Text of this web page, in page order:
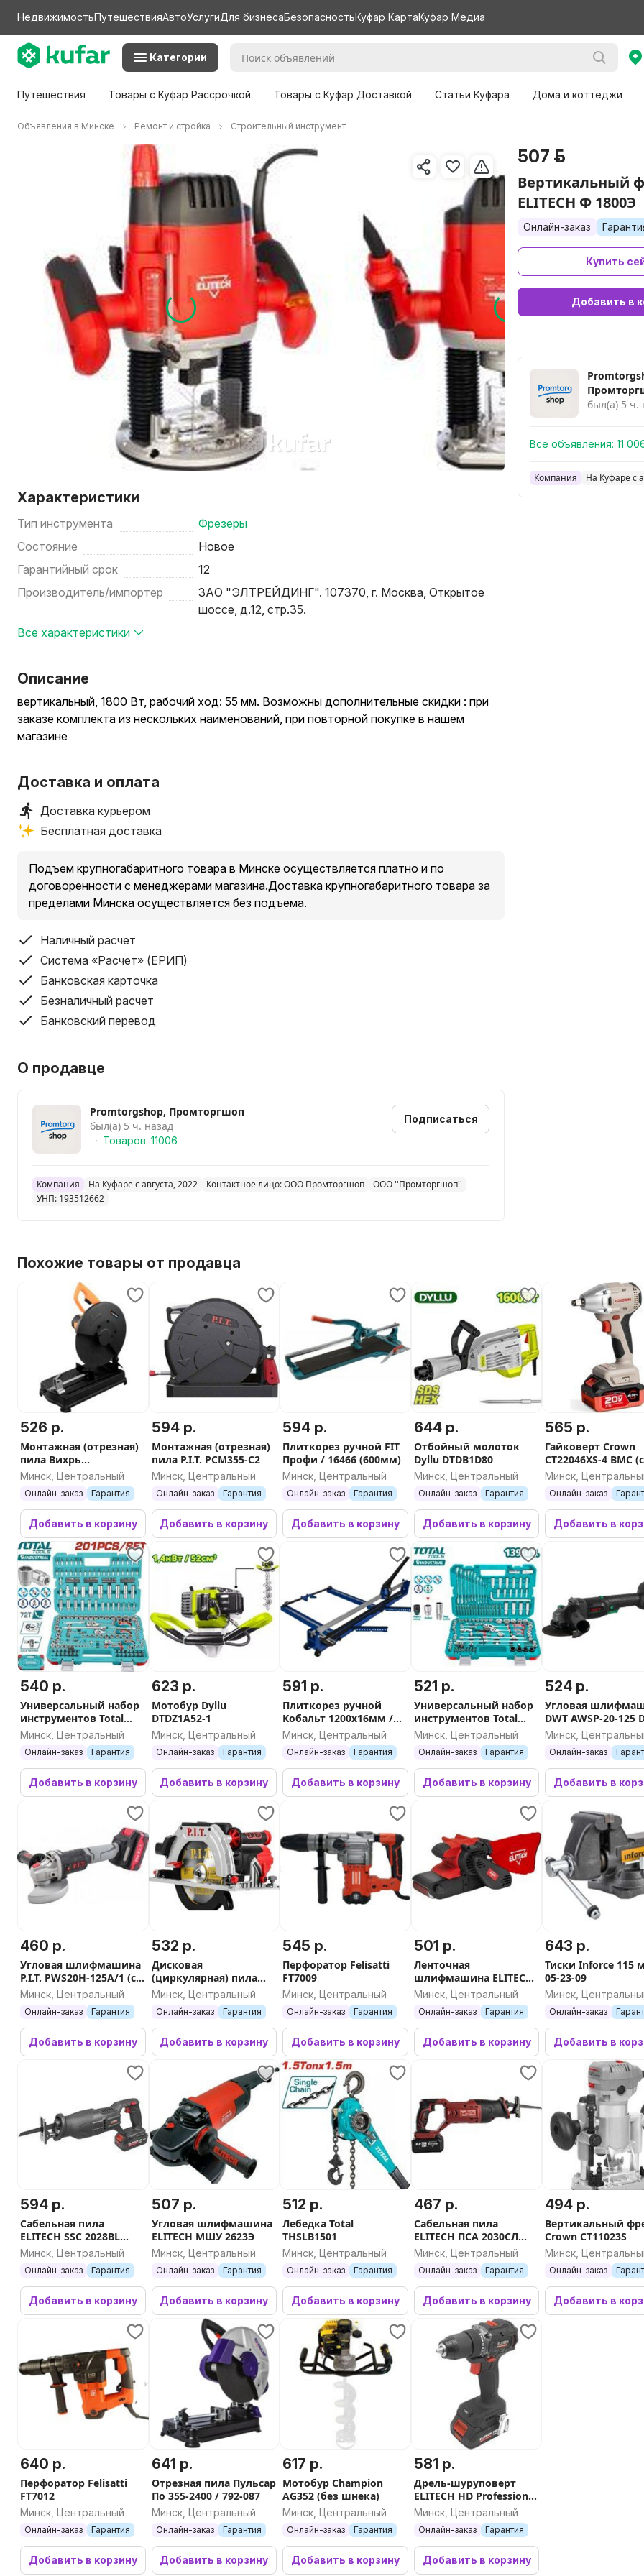
НедвижимостьПутешествияАвтоУслугиДля бизнесаБезопасностьКуфар КартаКуфар Медиа
Категории
Путешествия Товары с Куфар Рассрочкой Товары с Куфар Доставкой Статьи Куфара Дома и коттеджи
Объявления в Минске Ремонт и стройка Строительный инструмент
Характеристики
Тип инструмента
Фрезеры
Состояние
Новое
Гарантийный срок
12
Производитель/импортер
ЗАО "ЭЛТРЕЙДИНГ". 107370, г. Москва, Открытое
шоссе, д.12, стр.35.
Все характеристики
Описание
вертикальный, 1800 Вт, рабочий ход: 55 мм. Возможны дополнительные скидки : при
заказе комплекта из нескольких наименований, при повторной покупке в нашем
магазине
Доставка и оплата
Доставка курьером
Бесплатная доставка
Подъем крупногабаритного товара в Минске осуществляется платно и по
договоренности с менеджерами магазина.Доставка крупногабаритного товара за
пределами Минска осуществляется без подъема.
Наличный расчет
Система «Расчет» (ЕРИП)
Банковская карточка
Безналичный расчет
Банковский перевод
О продавце
Promtorgshop, Промторгшоп
был(а) 5 ч. назад
Товаров: 11006
Подписаться
Компания На Куфаре с августа, 2022 Контактное лицо: ООО Промторгшоп
ООО ''Промторгшоп''
УНП: 193512662
Похожие товары от продавца
526 р.
Монтажная (отрезная)
пила Вихрь
ОП-355/2500
Минск, Центральный
Онлайн-заказ Гарантия
Добавить в корзину
594 р.
Монтажная (отрезная)
пила P.I.T. PCM355-C2
Минск, Центральный
Онлайн-заказ Гарантия
Добавить в корзину
594 р.
Плиткорез ручной FIT
Профи / 16466 (600мм)
Минск, Центральный
Онлайн-заказ Гарантия
Добавить в корзину
644 р.
Отбойный молоток
Dyllu DTDB1D80
Минск, Центральный
Онлайн-заказ Гарантия
Добавить в корзину
565 р.
Гайковерт Crown
CT22046XS-4 BMC
мя АКБ, кейс)
Минск,
Онлайн-заказ
Добавить в
540 р.
Универсальный набор
инструментов Total
THTS082016 (201
предмет)
Минск, Центральный
Онлайн-заказ Гарантия
Добавить в корзину
623 р.
Мотобур Dyllu
DTDZ1A52-1
Минск, Центральный
Онлайн-заказ Гарантия
Добавить в корзину
591 р.
Плиткорез ручной
Кобальт 1200x16мм /
919-364
Минск, Центральный
Онлайн-заказ Гарантия
Добавить в корзину
521 р.
Универсальный набор
инструментов Total
THKTHP21396 (139
предметов)
Минск, Центральный
Онлайн-заказ Гарантия
Добавить в корзину
524 р.
Угловая
DWT AWSP-20-125
4C2 BMC (с 2-мя
Минск,
Онлайн-заказ
Добавить в
460 р.
Угловая шлифмашина
P.I.T. PWS20H-125A/1 (с
АКБ, кейс)
Минск, Центральный
Онлайн-заказ Гарантия
Добавить в корзину
532 р.
Дисковая
(циркулярная) пила
P.I.T. PKS235-C
Минск, Центральный
Онлайн-заказ Гарантия
Добавить в корзину
545 р.
Перфоратор Felisatti
FT7009
Минск, Центральный
Онлайн-заказ Гарантия
Добавить в корзину
501 р.
Ленточная
шлифмашина ELITECH
МШЛ 1210Э
E2213.037.00
Минск, Центральный
Онлайн-заказ Гарантия
Добавить в корзину
643 р.
Тиски Inforce 115
05-23-09
Минск,
Онлайн-заказ
Добавить в
594 р.
Сабельная пила
ELITECH SSC 2028BL
E2206.027.01 (с 1-им
Минск, Центральный
Онлайн-заказ Гарантия
Добавить в корзину
507 р.
Угловая шлифмашина
ELITECH МШУ 2623Э
Минск, Центральный
Онлайн-заказ Гарантия
Добавить в корзину
512 р.
Лебедка Total
THSLB1501
Минск, Центральный
Онлайн-заказ Гарантия
Добавить в корзину
467 р.
Сабельная пила
ELITECH ПСА 2030СЛ
E2206.026.01 (с 1-им
Минск, Центральный
Онлайн-заказ Гарантия
Добавить в корзину
494 р.
Вертикальный
Crown CT11023S
Минск,
Онлайн-заказ
Добавить в
640 р.
Перфоратор Felisatti
FT7012
Минск, Центральный
Онлайн-заказ Гарантия
Добавить в корзину
641 р.
Отрезная пила Пульсар
По 355-2400 / 792-087
Минск, Центральный
Онлайн-заказ Гарантия
Добавить в корзину
617 р.
Мотобур Champion
AG352 (без шнека)
Минск, Центральный
Онлайн-заказ Гарантия
Добавить в корзину
581 р.
Дрель-шуруповерт
ELITECH HD Professional
CD 20SL2 E2201.040.01 (с
2-мя АКБ 2 Ач, кейс)
Минск, Центральный
Онлайн-заказ Гарантия
Добавить в корзину
507 р.
Вертикальный
ELITECH Ф 1800Э
Онлайн-заказ
Купить
Добавить в
был(а) 5 ч.
Все объявления: 11
Компания На Куфаре с